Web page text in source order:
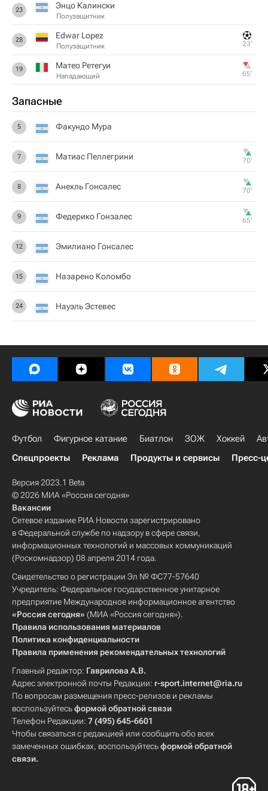
23 Энцо Калински
Полузащитник
28 Edwar Lopez
Полузащитник 23‎’‎
19 Матео Ретегуи
Нападающий 65‎’‎
Запасные
5 Факундо Мура
7 Матиас Пеллегрини 70‎’‎
8 Анехль Гонсалес 70‎’‎
9 Федерико Гонзалес 65‎’‎
12 Эмилиано Гонсалес
15 Назарено Коломбо
24 Науэль Эстевес
Футбол Фигурное катание Биатлон ЗОЖ Хоккей
Спецпроекты
Реклама Продукты и сервисы Пресс-
Версия 2023.1 Beta
© 2026 МИА «Россия сегодня»
Вакансии
Сетевое издание РИА Новости зарегистрировано
в Федеральной службе по надзору в сфере связи,
информационных технологий и массовых коммуникаций
(Роскомнадзор) 08 апреля 2014 года.
Свидетельство о регистрации Эл № ФС77-57640
Учредитель: Федеральное государственное унитарное
предприятие Международное информационное агентство
«Россия сегодня» (МИА «Россия сегодня»).
Правила использования материалов
Политика конфиденциальности
Правила применения рекомендательных технологий
Главный редактор: Гаврилова А.В.
Адрес электронной почты Редакции: r-sport.internet@ria.ru
По вопросам размещения пресс-релизов и рекламы
воспользуйтесьформой обратной связи
Телефон Редакции: 7 (495) 645-6601
Чтобы связаться с редакцией или сообщить обо всех
замеченных ошибках, воспользуйтесьформой обратной
связи.